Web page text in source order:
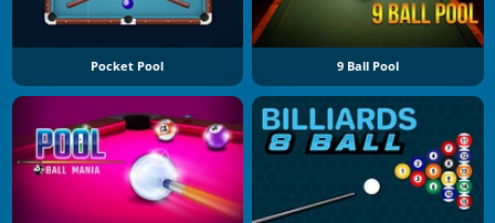
Pocket Pool 9 Ball Pool